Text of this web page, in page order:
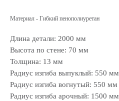
Материал - Гибкий пенополиуретан
Длина детали: 2000 мм
Высота по стене: 70 мм
Толщина: 13 мм
Радиус изгиба выпуклый: 550 мм
Радиус изгиба вогнутый: 550 мм
Радиус изгиба арочный: 1500 мм